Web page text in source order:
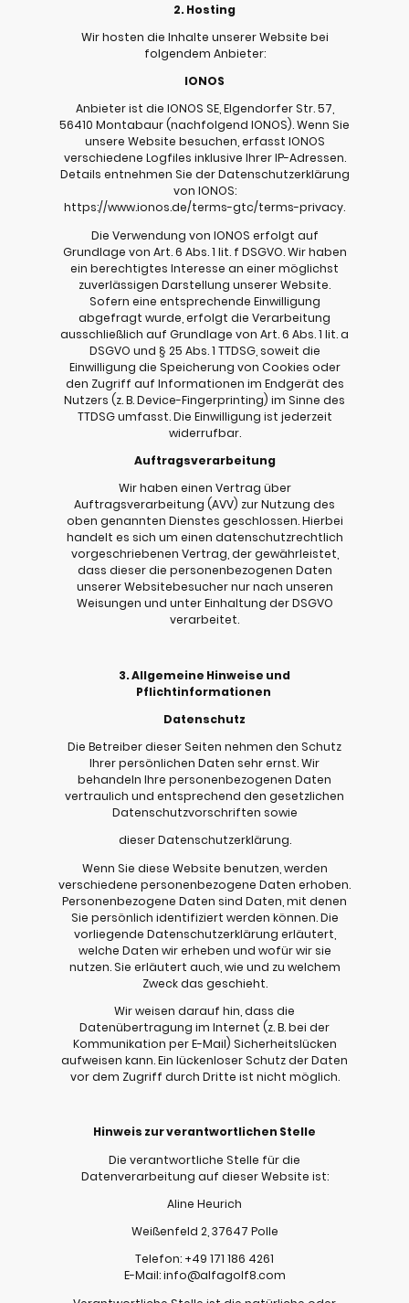
2. Hosting
Wir hosten die Inhalte unserer Website bei
folgendem Anbieter:
IONOS
Anbieter ist die IONOS SE, Elgendorfer Str. 57,
56410 Montabaur (nachfolgend IONOS). Wenn Sie
unsere Website besuchen, erfasst IONOS
verschiedene Logfiles inklusive Ihrer IP-Adressen.
Details entnehmen Sie der Datenschutzerklärung
von IONOS:
https://www.ionos.de/terms-gtc/terms-privacy.
Die Verwendung von IONOS erfolgt auf
Grundlage von Art. 6 Abs. 1 lit. f DSGVO. Wir haben
ein berechtigtes Interesse an einer möglichst
zuverlässigen Darstellung unserer Website.
Sofern eine entsprechende Einwilligung
abgefragt wurde, erfolgt die Verarbeitung
ausschließlich auf Grundlage von Art. 6 Abs. 1 lit. a
DSGVO und § 25 Abs. 1 TTDSG, soweit die
Einwilligung die Speicherung von Cookies oder
den Zugriff auf Informationen im Endgerät des
Nutzers (z. B. Device-Fingerprinting) im Sinne des
TTDSG umfasst. Die Einwilligung ist jederzeit
widerrufbar.
Auftragsverarbeitung
Wir haben einen Vertrag über
Auftragsverarbeitung (AVV) zur Nutzung des
oben genannten Dienstes geschlossen. Hierbei
handelt es sich um einen datenschutzrechtlich
vorgeschriebenen Vertrag, der gewährleistet,
dass dieser die personenbezogenen Daten
unserer Websitebesucher nur nach unseren
Weisungen und unter Einhaltung der DSGVO
verarbeitet.
3. Allgemeine Hinweise und
Pflichtinformationen
Datenschutz
Die Betreiber dieser Seiten nehmen den Schutz
Ihrer persönlichen Daten sehr ernst. Wir
behandeln Ihre personenbezogenen Daten
vertraulich und entsprechend den gesetzlichen
Datenschutzvorschriften sowie
dieser Datenschutzerklärung.
Wenn Sie diese Website benutzen, werden
verschiedene personenbezogene Daten erhoben.
Personenbezogene Daten sind Daten, mit denen
Sie persönlich identifiziert werden können. Die
vorliegende Datenschutzerklärung erläutert,
welche Daten wir erheben und wofür wir sie
nutzen. Sie erläutert auch, wie und zu welchem
Zweck das geschieht.
Wir weisen darauf hin, dass die
Datenübertragung im Internet (z. B. bei der
Kommunikation per E-Mail) Sicherheitslücken
aufweisen kann. Ein lückenloser Schutz der Daten
vor dem Zugriff durch Dritte ist nicht möglich.
Hinweis zur verantwortlichen Stelle
Die verantwortliche Stelle für die
Datenverarbeitung auf dieser Website ist:
Aline Heurich
Weißenfeld 2, 37647 Polle
Telefon: +49 171 186 4261
E-Mail: info@alfagolf8.com